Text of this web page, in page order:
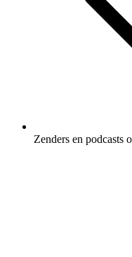
Zenders en podcasts